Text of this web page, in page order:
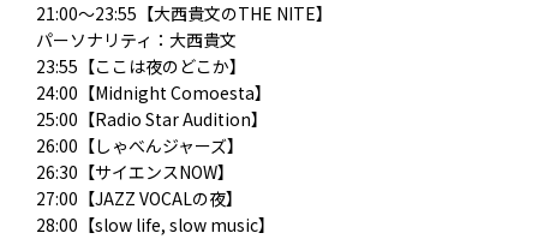
21:00～23:55【大西貴文のTHE NITE】
パーソナリティ：大西貴文
23:55【ここは夜のどこか】
24:00【Midnight Comoesta】
25:00【Radio Star Audition】
26:00【しゃべんジャーズ】
26:30【サイエンスNOW】
27:00【JAZZ VOCALの夜】
28:00【slow life, slow music】